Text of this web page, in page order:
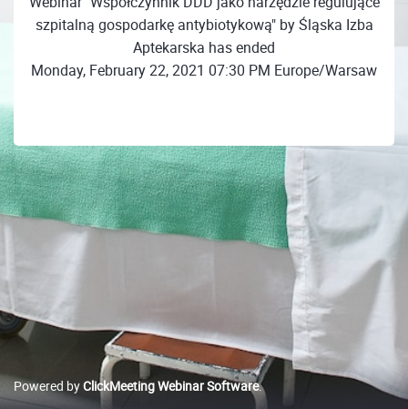
szpitalną gospodarkę antybiotykową" by Śląska Izba
Aptekarska has ended
Monday, February 22, 2021 07:30 PM Europe/Warsaw
Powered byClickMeeting Webinar Software.